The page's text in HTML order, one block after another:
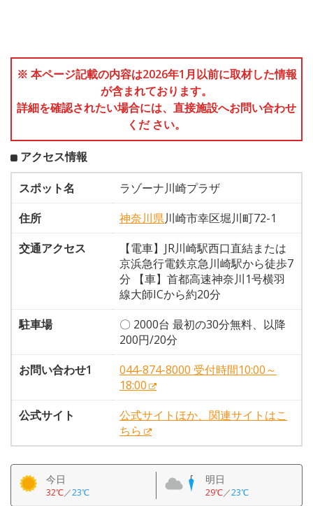
※ 本ページ記載の内容は2026年1月以前に取材した情報
が含まれております。
詳細を確認されたい場合には、直接施設へお問い合わせ
くだ さい。
アクセス情報
スポット名
ラゾーナ川崎プラザ
住所
神奈川県川崎市幸区堀川町72-1
交通アクセス
【電車】JR川崎駅西口直結または
京浜急行電鉄京急川崎駅から徒歩7
分 【車】首都高速神奈川1号横羽
線大師ICから約20分
駐車場
〇 2000台 最初の30分無料、以降
200円/20分
お問い合わせ1
044-874-8000 受付時間10:00～
18:00
公式サイト
公式サイトほか、関連サイトはこ
ちら
今日
32℃／23℃
明日
29℃／23℃